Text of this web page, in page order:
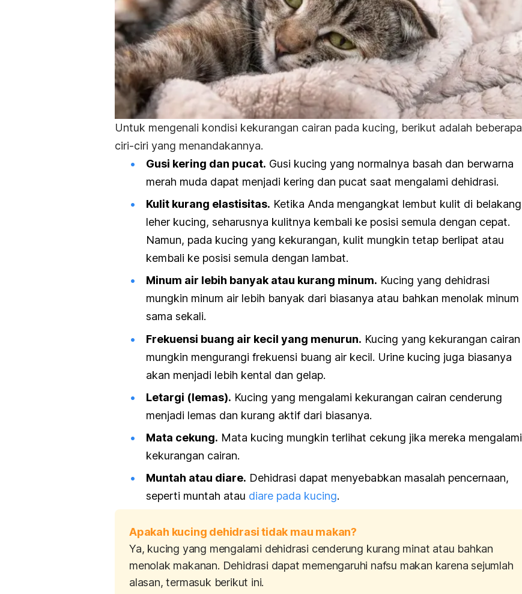
Untuk mengenali kondisi kekurangan cairan pada kucing, berikut adalah beberapa
ciri-ciri yang menandakannya.
Gusi kering dan pucat. Gusi kucing yang normalnya basah dan berwarna
merah muda dapat menjadi kering dan pucat saat mengalami dehidrasi.
Kulit kurang elastisitas. Ketika Anda mengangkat lembut kulit di belakang
leher kucing, seharusnya kulitnya kembali ke posisi semula dengan cepat.
Namun, pada kucing yang kekurangan, kulit mungkin tetap berlipat atau
kembali ke posisi semula dengan lambat.
Minum air lebih banyak atau kurang minum. Kucing yang dehidrasi
mungkin minum air lebih banyak dari biasanya atau bahkan menolak minum
sama sekali.
Frekuensi buang air kecil yang menurun. Kucing yang kekurangan cairan
mungkin mengurangi frekuensi buang air kecil. Urine kucing juga biasanya
akan menjadi lebih kental dan gelap.
Letargi (lemas). Kucing yang mengalami kekurangan cairan cenderung
menjadi lemas dan kurang aktif dari biasanya.
Mata cekung. Mata kucing mungkin terlihat cekung jika mereka mengalami
kekurangan cairan.
Muntah atau diare. Dehidrasi dapat menyebabkan masalah pencernaan,
seperti muntah atau diare pada kucing.
Apakah kucing dehidrasi tidak mau makan?
Ya, kucing yang mengalami dehidrasi cenderung kurang minat atau bahkan
menolak makanan. Dehidrasi dapat memengaruhi nafsu makan karena sejumlah
alasan, termasuk berikut ini.